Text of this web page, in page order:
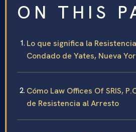
ON THIS
Lo que significa la
Condado de Yates, Nueva
Cómo Law Offices Of SRIS,
de Resistencia al Arresto